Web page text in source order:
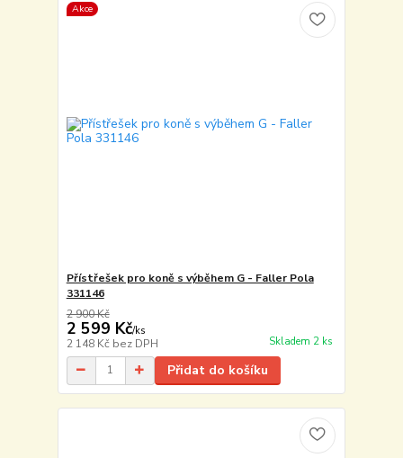
Akce
Přístřešek pro koně s výběhem G - Faller Pola
331146
2 900 Kč
2 599 Kč/ks
2 148 Kč bez DPH Skladem 2 ks
Přidat do košíku